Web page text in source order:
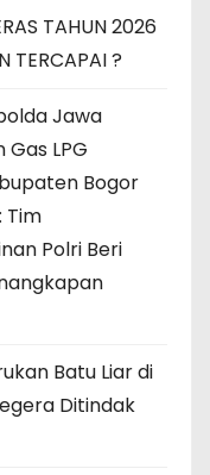
TAHUN 2026
TERCAPAI ?
Jawa
LPG
Bogor
Tim
Polri Beri
Batu Liar di
Ditindak